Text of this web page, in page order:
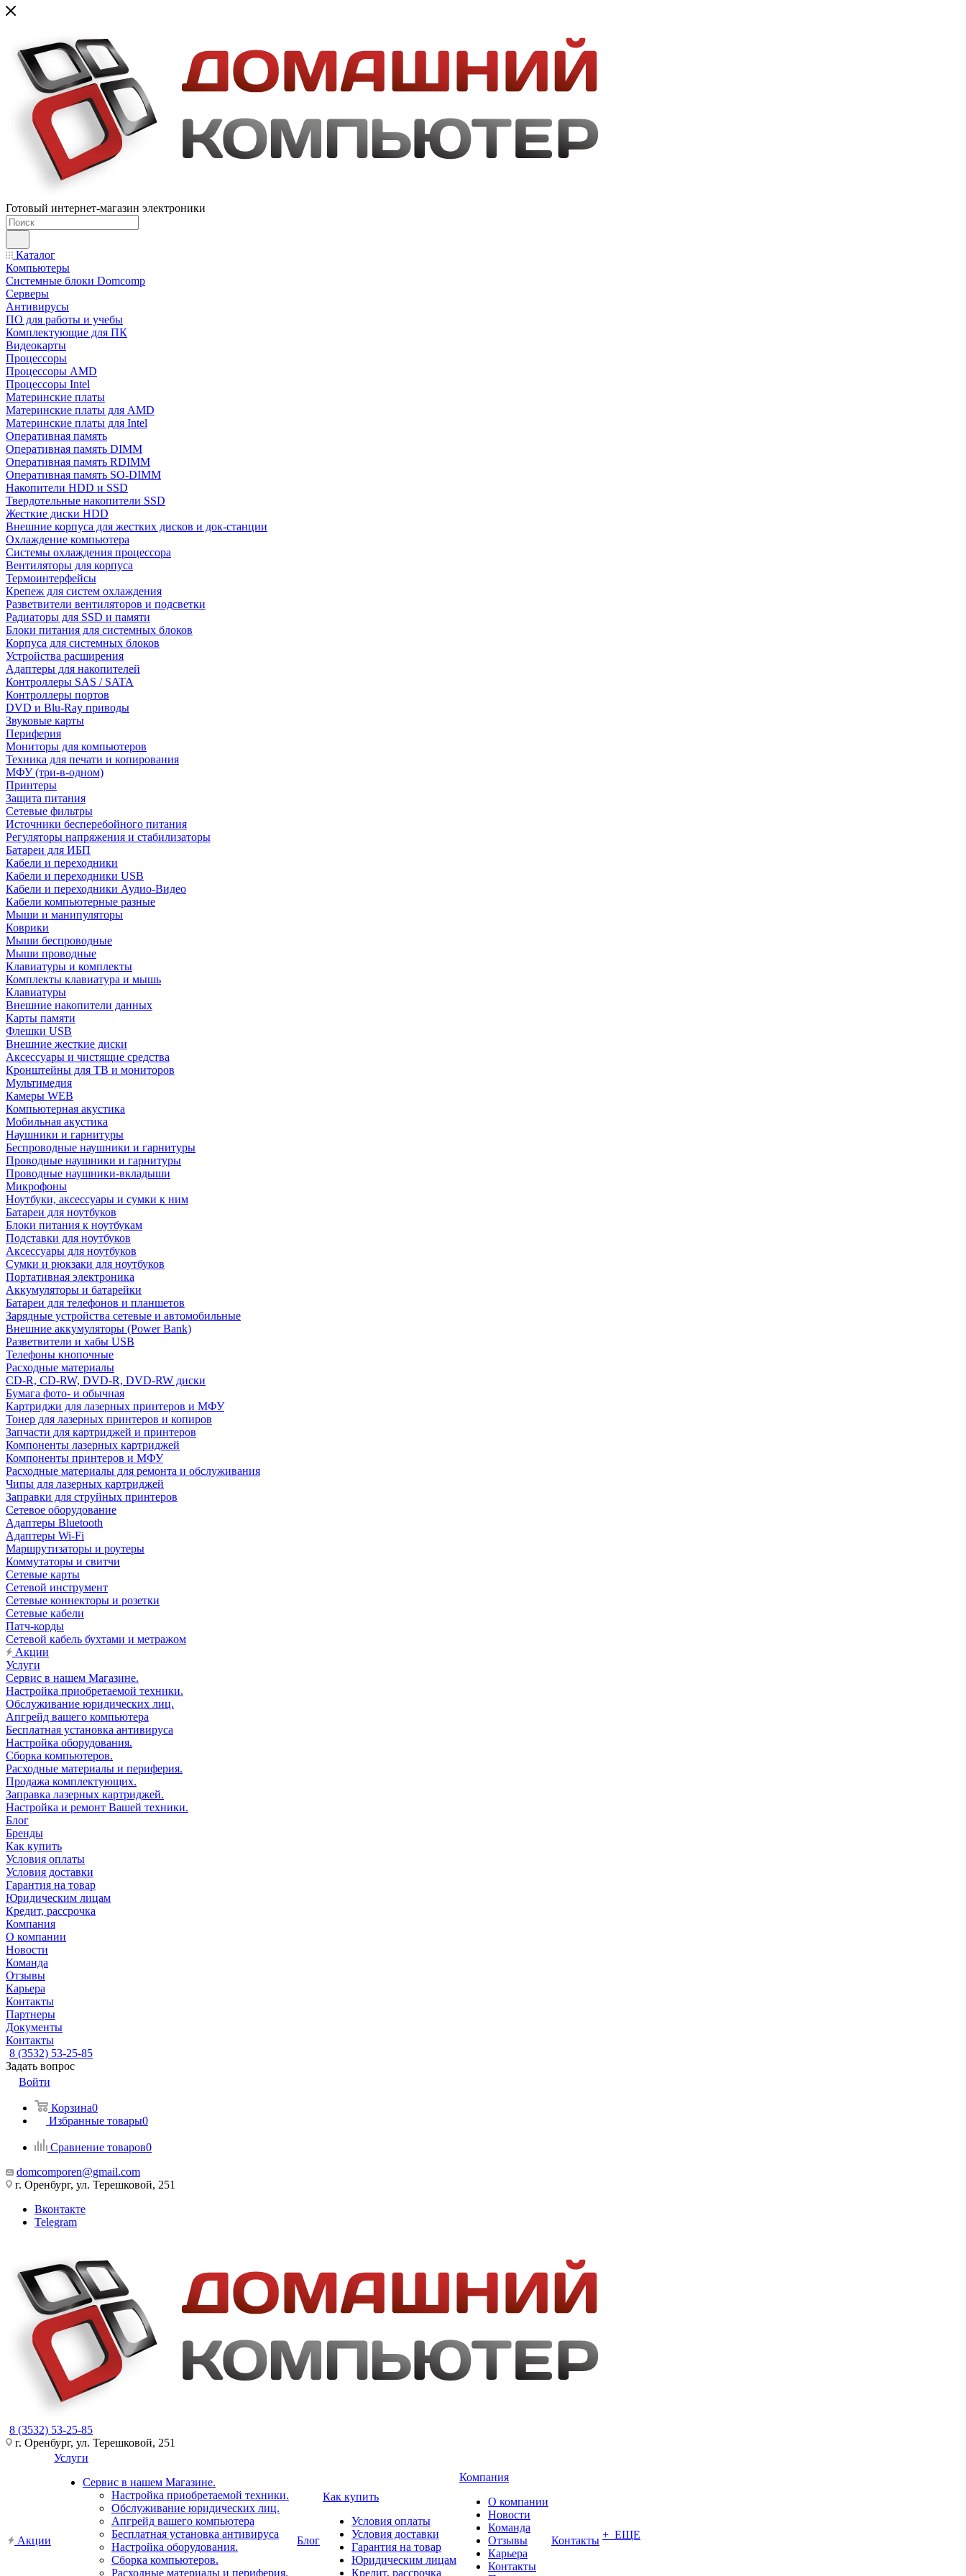
Готовый интернет-магазин электроники
Каталог
Компьютеры
Системные блоки Domcomp
Серверы
Антивирусы
ПО для работы и учебы
Комплектующие для ПК
Видеокарты
Процессоры
Процессоры AMD
Процессоры Intel
Материнские платы
Материнские платы для AMD
Материнские платы для Intel
Оперативная память
Оперативная память DIMM
Оперативная память RDIMM
Оперативная память SO-DIMM
Накопители HDD и SSD
Твердотельные накопители SSD
Жесткие диски HDD
Внешние корпуса для жестких дисков и док-станции
Охлаждение компьютера
Системы охлаждения процессора
Вентиляторы для корпуса
Термоинтерфейсы
Крепеж для систем охлаждения
Разветвители вентиляторов и подсветки
Радиаторы для SSD и памяти
Блоки питания для системных блоков
Корпуса для системных блоков
Устройства расширения
Адаптеры для накопителей
Контроллеры SAS / SATA
Контроллеры портов
DVD и Blu-Ray приводы
Звуковые карты
Периферия
Мониторы для компьютеров
Техника для печати и копирования
МФУ (три-в-одном)
Принтеры
Защита питания
Сетевые фильтры
Источники бесперебойного питания
Регуляторы напряжения и стабилизаторы
Батареи для ИБП
Кабели и переходники
Кабели и переходники USB
Кабели и переходники Аудио-Видео
Кабели компьютерные разные
Мыши и манипуляторы
Коврики
Мыши беспроводные
Мыши проводные
Клавиатуры и комплекты
Комплекты клавиатура и мышь
Клавиатуры
Внешние накопители данных
Карты памяти
Флешки USB
Внешние жесткие диски
Аксессуары и чистящие средства
Кронштейны для ТВ и мониторов
Мультимедия
Камеры WEB
Компьютерная акустика
Мобильная акустика
Наушники и гарнитуры
Беспроводные наушники и гарнитуры
Проводные наушники и гарнитуры
Проводные наушники-вкладыши
Микрофоны
Ноутбуки, аксессуары и сумки к ним
Батареи для ноутбуков
Блоки питания к ноутбукам
Подставки для ноутбуков
Аксессуары для ноутбуков
Сумки и рюкзаки для ноутбуков
Портативная электроника
Аккумуляторы и батарейки
Батареи для телефонов и планшетов
Зарядные устройства сетевые и автомобильные
Внешние аккумуляторы (Power Bank)
Разветвители и хабы USB
Телефоны кнопочные
Расходные материалы
CD-R, CD-RW, DVD-R, DVD-RW диски
Бумага фото- и обычная
Картриджи для лазерных принтеров и МФУ
Тонер для лазерных принтеров и копиров
Запчасти для картриджей и принтеров
Компоненты лазерных картриджей
Компоненты принтеров и МФУ
Расходные материалы для ремонта и обслуживания
Чипы для лазерных картриджей
Заправки для струйных принтеров
Сетевое оборудование
Адаптеры Bluetooth
Адаптеры Wi-Fi
Маршрутизаторы и роутеры
Коммутаторы и свитчи
Сетевые карты
Сетевой инструмент
Сетевые коннекторы и розетки
Сетевые кабели
Патч-корды
Сетевой кабель бухтами и метражом
Акции
Услуги
Сервис в нашем Магазине.
Настройка приобретаемой техники.
Обслуживание юридических лиц.
Апгрейд вашего компьютера
Бесплатная установка антивируса
Настройка оборудования.
Сборка компьютеров.
Расходные материалы и периферия.
Продажа комплектующих.
Заправка лазерных картриджей.
Настройка и ремонт Вашей техники.
Блог
Бренды
Как купить
Условия оплаты
Условия доставки
Гарантия на товар
Юридическим лицам
Кредит, рассрочка
Компания
О компании
Новости
Команда
Отзывы
Карьера
Контакты
Партнеры
Документы
Контакты
8 (3532) 53-25-85
Задать вопрос
Войти
Корзина0
Избранные товары0
Сравнение товаров0
domcomporen@gmail.com
г. Оренбург, ул. Терешковой, 251
Вконтакте
Telegram
8 (3532) 53-25-85
г. Оренбург, ул. Терешковой, 251
Акции
Услуги
Сервис в нашем Магазине.
Настройка приобретаемой техники.
Обслуживание юридических лиц.
Апгрейд вашего компьютера
Бесплатная установка антивируса
Настройка оборудования.
Сборка компьютеров.
Расходные материалы и периферия.
Блог
Как купить
Условия оплаты
Условия доставки
Гарантия на товар
Юридическим лицам
Кредит, рассрочка
Компания
О компании
Новости
Команда
Отзывы
Карьера
Контакты
Контакты + ЕЩЕ